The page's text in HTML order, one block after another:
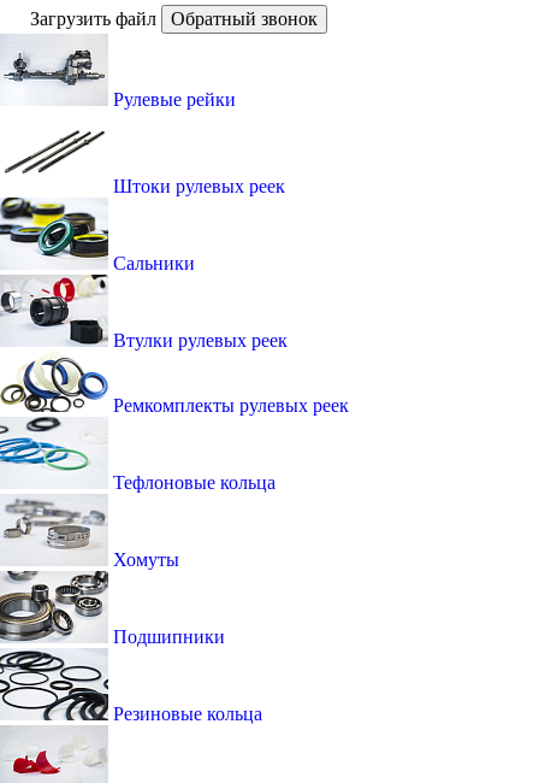
Загрузить файл
Обратный звонок
Рулевые рейки
Штоки рулевых реек
Сальники
Втулки рулевых реек
Ремкомплекты рулевых реек
Тефлоновые кольца
Хомуты
Подшипники
Резиновые кольца